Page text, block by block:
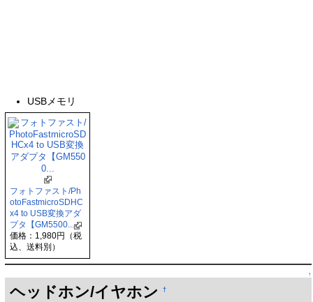
USBメモリ
フォトファスト/Ph
otoFastmicroSDHC
x4 to USB変換アダ
プタ【GM5500...
価格：1,980円（税
込、送料別）
↑
ヘッドホン/イヤホン †